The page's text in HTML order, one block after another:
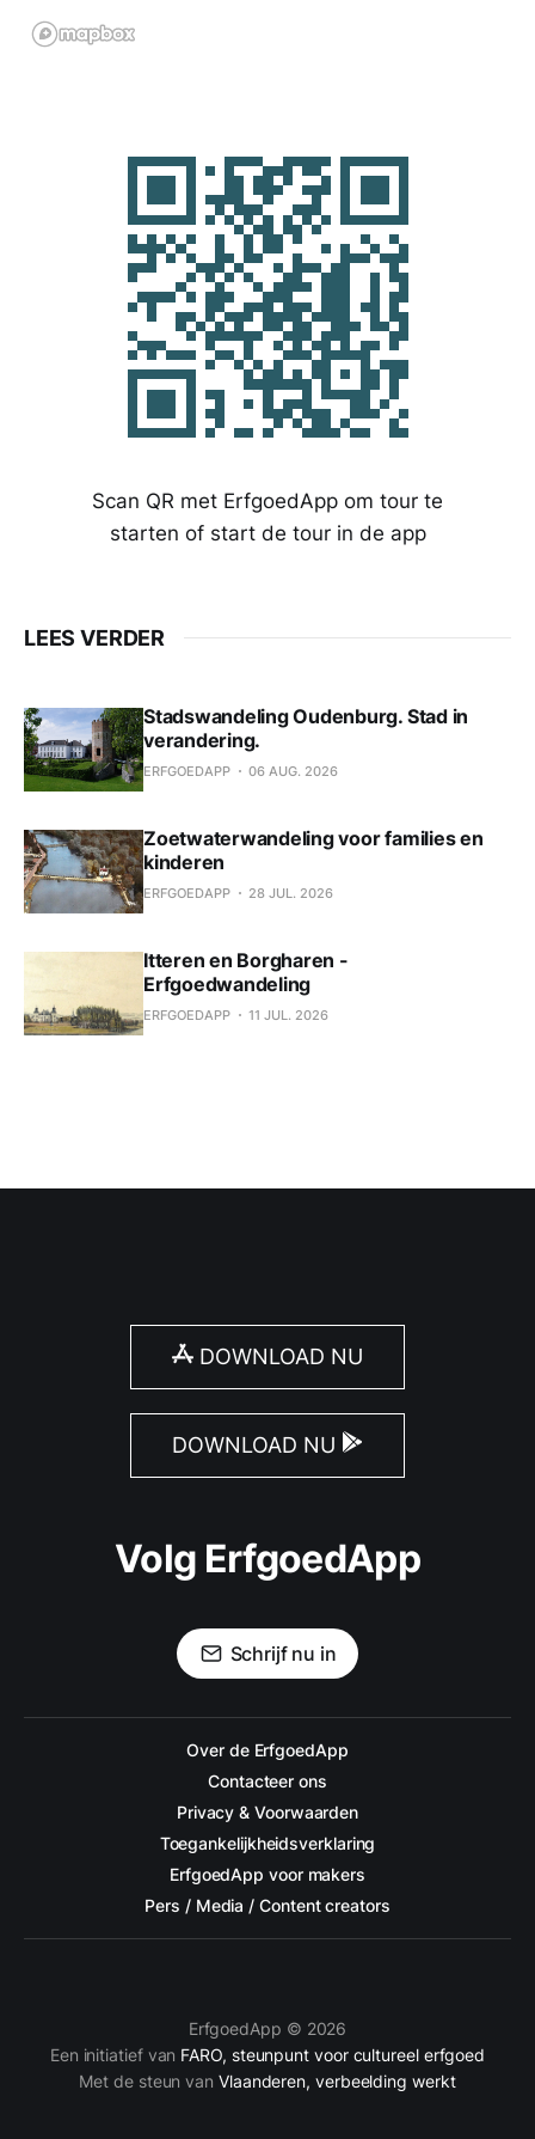
Scan QR met ErfgoedApp om tour te
starten of start de tour in de app
LEES VERDER
Stadswandeling Oudenburg. Stad in
verandering.
ERFGOEDAPP 06 AUG. 2026
Zoetwaterwandeling voor families en
kinderen
ERFGOEDAPP 28 JUL. 2026
Itteren en Borgharen -
Erfgoedwandeling
ERFGOEDAPP 11 JUL. 2026
DOWNLOAD NU
DOWNLOAD NU
Volg ErfgoedApp
Schrijf nu in
Over de ErfgoedApp
Contacteer ons
Privacy & Voorwaarden
Toegankelijkheidsverklaring
ErfgoedApp voor makers
Pers / Media / Content creators
ErfgoedApp © 2026
Een initiatief van FARO, steunpunt voor cultureel erfgoed
Met de steun van Vlaanderen, verbeelding werkt